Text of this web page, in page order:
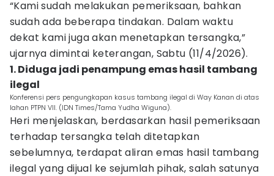
“Kami sudah melakukan pemeriksaan, bahkan
sudah ada beberapa tindakan. Dalam waktu
dekat kami juga akan menetapkan tersangka,”
ujarnya dimintai keterangan, Sabtu (11/4/2026).
1. Diduga jadi penampung emas hasil tambang
ilegal
Konferensi pers pengungkapan kasus tambang ilegal di Way Kanan di atas
lahan PTPN VII. (IDN Times/Tama Yudha Wiguna).
Heri menjelaskan, berdasarkan hasil pemeriksaan
terhadap tersangka telah ditetapkan
sebelumnya, terdapat aliran emas hasil tambang
ilegal yang dijual ke sejumlah pihak, salah satunya